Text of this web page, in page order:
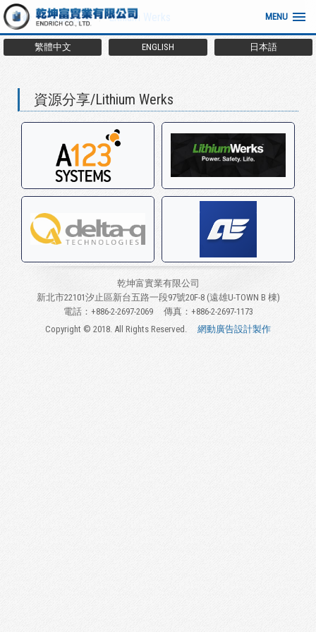
MENU
繁體中文 ENGLISH 日本語
資源分享 Lithium Werks
資源分享/Lithium Werks
乾坤富實業有限公司
新北市22101汐止區新台五路一段97號20F-8 (遠雄U-TOWN B 棟)
電話：+886-2-2697-2069
傳真：+886-2-2697-1173
Copyright © 2018. All Rights Reserved.
網動廣告設計製作